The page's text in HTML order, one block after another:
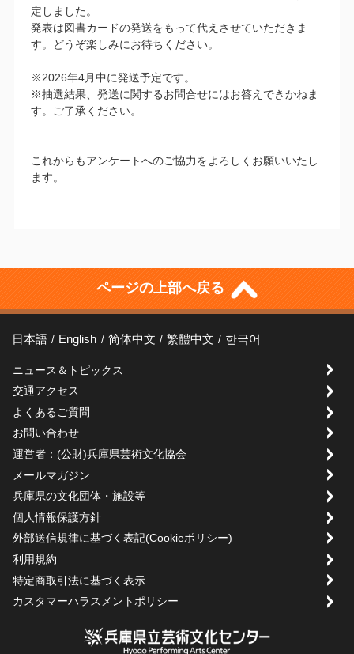
定しました。
発表は図書カードの発送をもって代えさせていただきま
す。どうぞ楽しみにお待ちください。
※2026年4月中に発送予定です。
※抽選結果、発送に関するお問合せにはお答えできかねま
す。ご了承ください。
これからもアンケートへのご協力をよろしくお願いいたし
ます。
ページの上部へ戻る
日本語 English 简体中文 繁體中文 한국어
ニュース＆トピックス
交通アクセス
よくあるご質問
お問い合わせ
運営者：(公財)兵庫県芸術文化協会
メールマガジン
兵庫県の文化団体・施設等
個人情報保護方針
外部送信規律に基づく表記(Cookieポリシー)
利用規約
特定商取引法に基づく表示
カスタマーハラスメントポリシー